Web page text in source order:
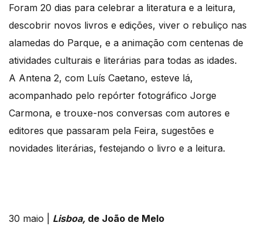
Foram 20 dias para celebrar a literatura e a leitura,
descobrir novos livros e edições, viver o rebuliço nas
alamedas do Parque, e a animação com centenas de
atividades culturais e literárias para todas as idades.
A Antena 2, com Luís Caetano, esteve lá,
acompanhado pelo repórter fotográfico Jorge
Carmona, e trouxe-nos conversas com autores e
editores que passaram pela Feira, sugestões e
novidades literárias, festejando o livro e a leitura.
30 maio | Lisboa, de João de Melo